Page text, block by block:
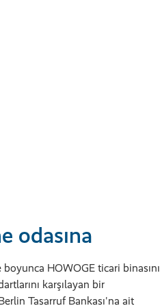
odasına
HOWOGE ticari binasını
karşılayan bir
Tasarruf Bankası'na ait